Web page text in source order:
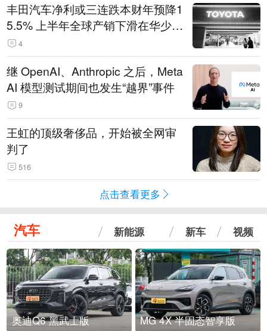
丰田汽车净利或三连跌本财年预降1
5.5% 上半年全球产销下滑在华少卖
14.3万辆
4
继 OpenAI、Anthropic 之后，Meta
AI 模型测试期间也发生“越界”事件
9
王虹的顶级奢侈品，开始被全网审
判了
516
点击查看更多
汽车 新能源 新车 视频
奥迪Q6 黑武士版 MG 4X 半固态智享版